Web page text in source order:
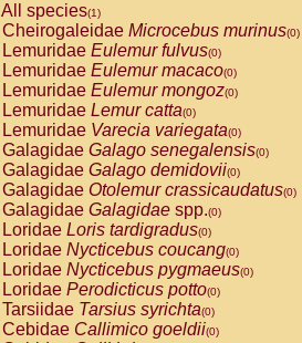
All species(1)
Cheirogaleidae Microcebus murinus(0)
Lemuridae Eulemur fulvus(0)
Lemuridae Eulemur macaco(0)
Lemuridae Eulemur mongoz(0)
Lemuridae Lemur catta(0)
Lemuridae Varecia variegata(0)
Galagidae Galago senegalensis(0)
Galagidae Galago demidovii(0)
Galagidae Otolemur crassicaudatus(0)
Galagidae Galagidae spp.(0)
Loridae Loris tardigradus(0)
Loridae Nycticebus coucang(0)
Loridae Nycticebus pygmaeus(0)
Loridae Perodicticus potto(0)
Tarsiidae Tarsius syrichta(0)
Cebidae Callimico goeldii(0)